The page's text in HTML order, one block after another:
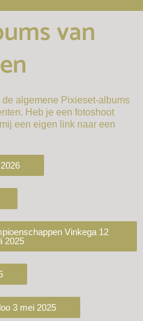
van
algemene Pixieset-albums
Heb je een fotoshoot
een eigen link naar een
Vinkega 12
2025
3 mei 2025